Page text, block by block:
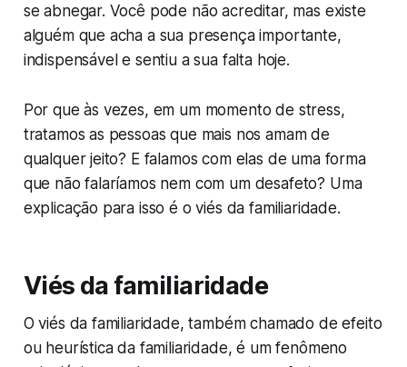
se abnegar. Você pode não acreditar, mas existe
alguém que acha a sua presença importante,
indispensável e sentiu a sua falta hoje.
Por que às vezes, em um momento de stress,
tratamos as pessoas que mais nos amam de
qualquer jeito? E falamos com elas de uma forma
que não falaríamos nem com um desafeto? Uma
explicação para isso é o viés da familiaridade.
Viés da familiaridade
O viés da familiaridade, também chamado de efeito
ou heurística da familiaridade, é um fenômeno